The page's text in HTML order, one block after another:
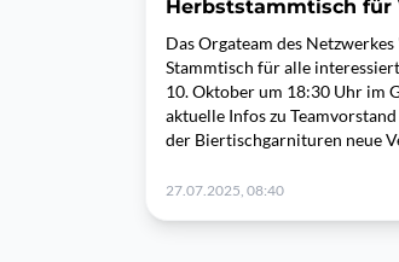
Herbststammtisch für
Das Orgateam des
Stammtisch für alle
10. Oktober um 18:30 Uhr im
aktuelle Infos zu
der Biertischgarnituren neue
27.07.2025, 08:40